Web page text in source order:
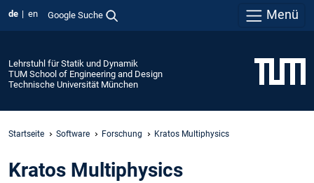
de en Google Suche Menü
Lehrstuhl für Statik und Dynamik
TUM School of Engineering and Design
Technische Universität München
Startseite Software Forschung Kratos Multiphysics
Kratos Multiphysics